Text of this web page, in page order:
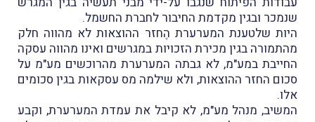
שנמכר ובגין מקדמת החיבור לחברת החשמל.
היות שלטענת המערערת הֶחזר ההוצאות לא מהווה חלק
מהתמורה בגין מכירת הזכויות במגרשים ואינו מהווה עסקה
החייבת במע"מ, לא גבתה המערערת מהרוכשים מע"מ על
סכום החזר ההוצאות, ולא שילמה מס עסקאות בגין סכומים
אלו.
המשיב, מנהל מע"מ, לא קיבל את עמדת המערערת, וקבע